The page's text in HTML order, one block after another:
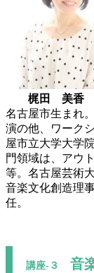
梶田 美香
名古屋市生まれ
演の他、ワーク
屋市立大学大学
門領域は、アウ
等。名古屋芸術
音楽文化創造理
任。
講座-３ 音